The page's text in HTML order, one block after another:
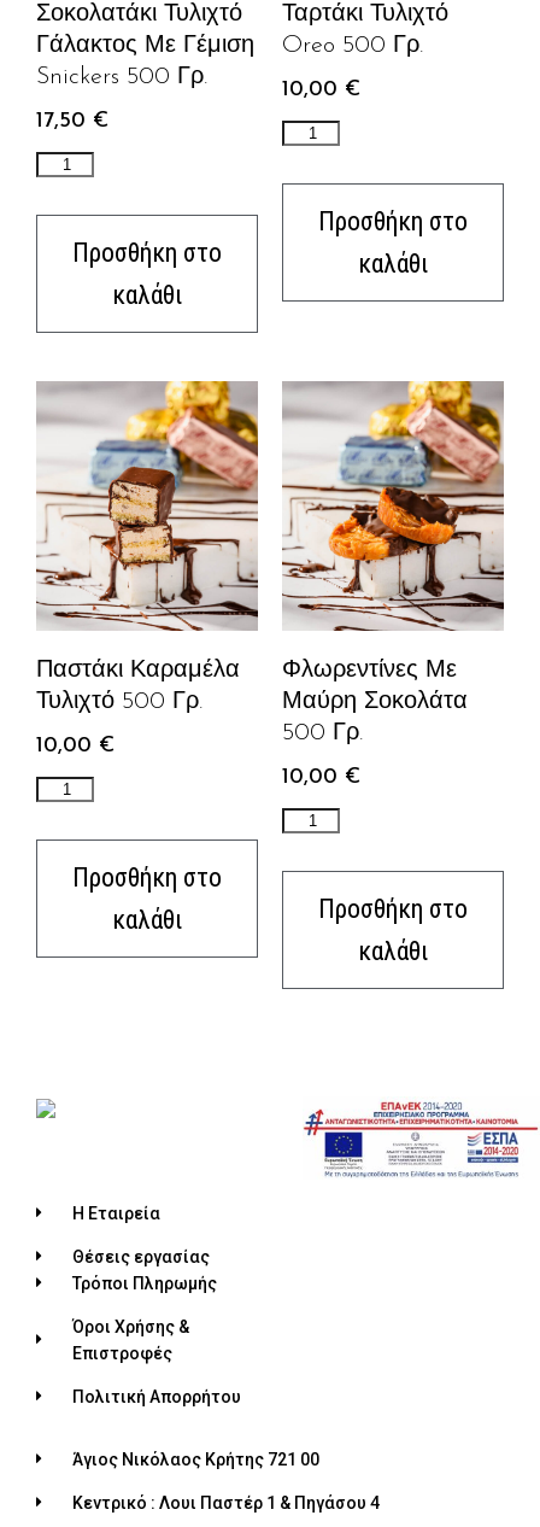
Σοκολατάκι Τυλιχτό
Γάλακτος Με Γέμιση
Snickers 500 Γρ.
17,50 €
Προσθήκη στο
καλάθι
Ταρτάκι Τυλιχτό
Oreo 500 Γρ.
10,00 €
Προσθήκη στο
καλάθι
Παστάκι Καραμέλα
Τυλιχτό 500 Γρ.
10,00 €
Προσθήκη στο
καλάθι
Φλωρεντίνες Με
Μαύρη Σοκολάτα
500 Γρ.
10,00 €
Προσθήκη στο
καλάθι
Η Εταιρεία
Θέσεις εργασίας
Τρόποι Πληρωμής
Όροι Χρήσης &
Επιστροφές
Πολιτική Απορρήτου
Άγιος Νικόλαος Κρήτης 721 00
Κεντρικό : Λουι Παστέρ 1 & Πηγάσου 4